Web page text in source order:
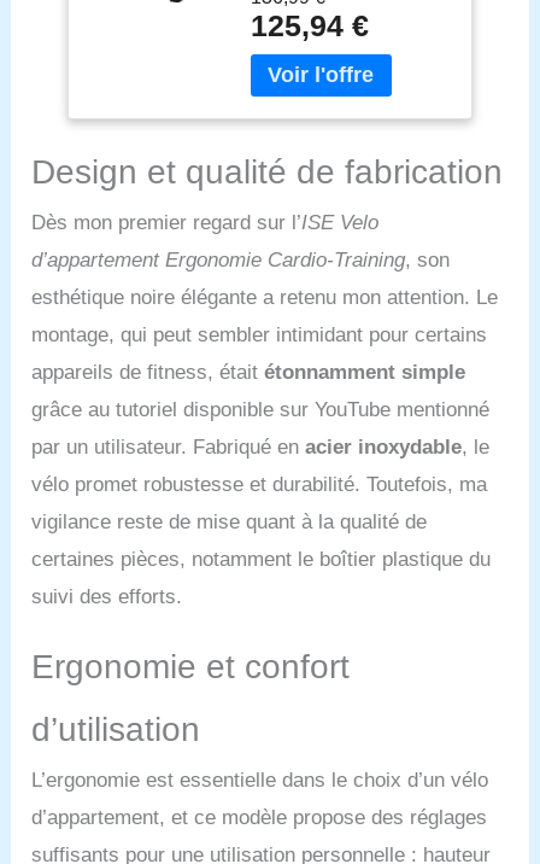
Multifonction
Ecran/Impulsion,
Vélo d'Appartement
Selle/Guidon
Hauteur Réglable,
Domicile
des clients, nous avons
amélioré ce vélos
d'appartement afin de
répondre à vos exigences
de budget : 1.
Technologie : Haute
résistance, stabilité et
Qualité : Nous avons
amélioré le produit grâce
et un épaississement des
tubes, corrigeant ainsi les
de bruit rencontrés sur
d'autres vélos d'exercice
L'ensemble du vélo
d'appartement repose sur
à la fois esthétique et
l'échauffement léger (0-
en intégrant des
entraînement sur vélo
stationnaire, sollicitant
125,94 €
Design et qualité de fabrication
Dès mon premier regard sur l’ISE Velo
d’appartement Ergonomie Cardio-Training, son
esthétique noire élégante a retenu mon attention. Le
montage, qui peut sembler intimidant pour certains
appareils de fitness, étaitétonnamment simple
grâce au tutoriel disponible sur YouTube mentionné
par un utilisateur. Fabriqué enacier inoxydable, le
vélo promet robustesse et durabilité. Toutefois, ma
vigilance reste de mise quant à la qualité de
certaines pièces, notamment le boîtier plastique du
suivi des efforts.
Ergonomie et confort
d’utilisation
L’ergonomie est essentielle dans le choix d’un vélo
d’appartement, et ce modèle propose des réglages
suffisants pour une utilisation personnelle : hauteur